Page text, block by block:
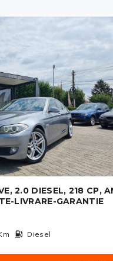
2.0 DIESEL, 218 CP,
LIVRARE-GARANTIE
Diesel